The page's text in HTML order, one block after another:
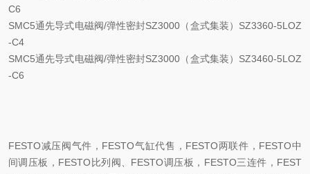
C6
SMC5通先导式电磁阀/弹性密封SZ3000（盒式集装）SZ3360-5LOZ
-C4
SMC5通先导式电磁阀/弹性密封SZ3000（盒式集装）SZ3460-5LOZ
-C6
FESTO减压阀气件，FESTO气缸代售，FESTO两联件，FESTO中
间调压板，FESTO比列阀、FESTO调压板，FESTO三连件，FEST